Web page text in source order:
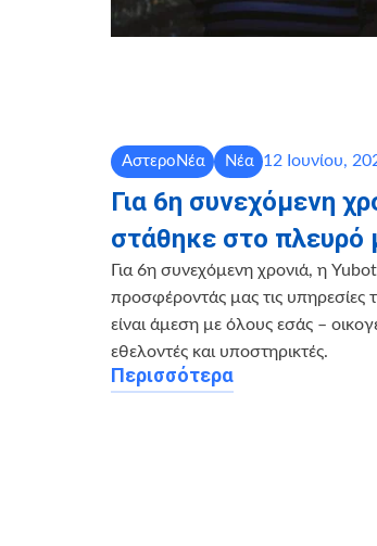
ΑστεροΝέα Νέα 12 Ιουνίου,
Για 6η συνεχόμενη
στάθηκε στο πλευρό
Για 6η συνεχόμενη χρονιά, η
προσφέροντάς μας τις υπηρεσίες
είναι άμεση με όλους εσάς –
εθελοντές και υποστηρικτές.
Περισσότερα